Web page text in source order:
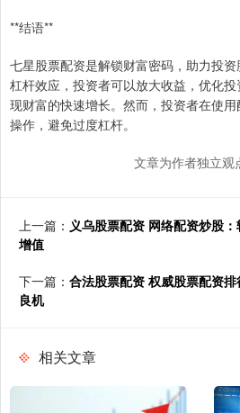
**结语**
七星股票配资是解锁财富密码，助力投
杠杆效应，投资者可以放大收益，优化
现财富的快速增长。然而，投资者在使
操作，避免过度杠杆。
文章为作者独立观
上一篇： 义乌股票配资 网络配资炒股
增值
下一篇： 合法股票配资 权威股票配资
良机
相关文章